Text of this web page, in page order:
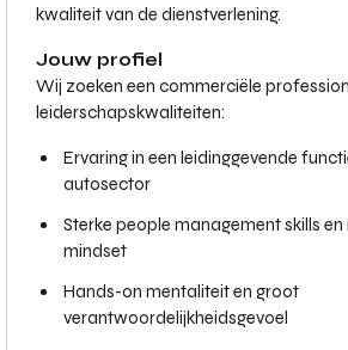
kwaliteit van de dienstverlening.
Jouw profiel
Wij zoeken een commerciële
leiderschapskwaliteiten:
Ervaring in een leidinggevende
autosector
Sterke people management skills
mindset
Hands-on mentaliteit en groot
verantwoordelijkheidsgevoel